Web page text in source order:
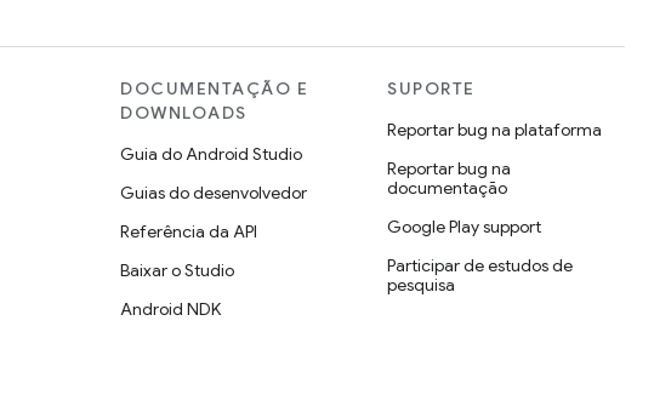
DOCUMENTAÇÃO E
DOWNLOADS
Guia do Android Studio
Guias do desenvolvedor
Referência da API
Baixar o Studio
Android NDK
SUPORTE
Reportar bug na plataforma
Reportar bug na
documentação
Google Play support
Participar de estudos de
pesquisa